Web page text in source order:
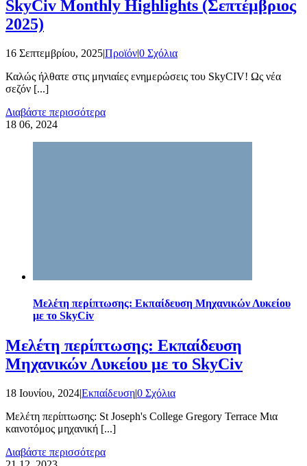
SkyCiv Monthly Highlights (Σεπτέμβριος
2025)
16 Σεπτεμβρίου, 2025|Προϊόν|0 Σχόλια
Καλώς ήλθατε στις μηνιαίες ενημερώσεις του SkyCIV! Ως νέα
σεζόν [...]
Διαβάστε περισσότερα
18 06, 2024
Μελέτη περίπτωσης: Εκπαίδευση Μηχανικών Λυκείου
με το SkyCiv
Μελέτη περίπτωσης: Εκπαίδευση
Μηχανικών Λυκείου με το SkyCiv
18 Ιουνίου, 2024|Εκπαίδευση|0 Σχόλια
Μελέτη περίπτωσης: St Joseph's College Gregory Terrace Μια
καινοτόμος μηχανική [...]
Διαβάστε περισσότερα